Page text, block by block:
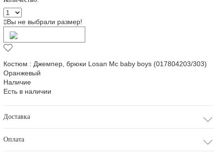
Вы не выбрали размер!
Костюм : Джемпер, брюки Losan Mc baby boys (017804203/303)
Оранжевый
Наличие
Есть в наличии
Доставка
Оплата